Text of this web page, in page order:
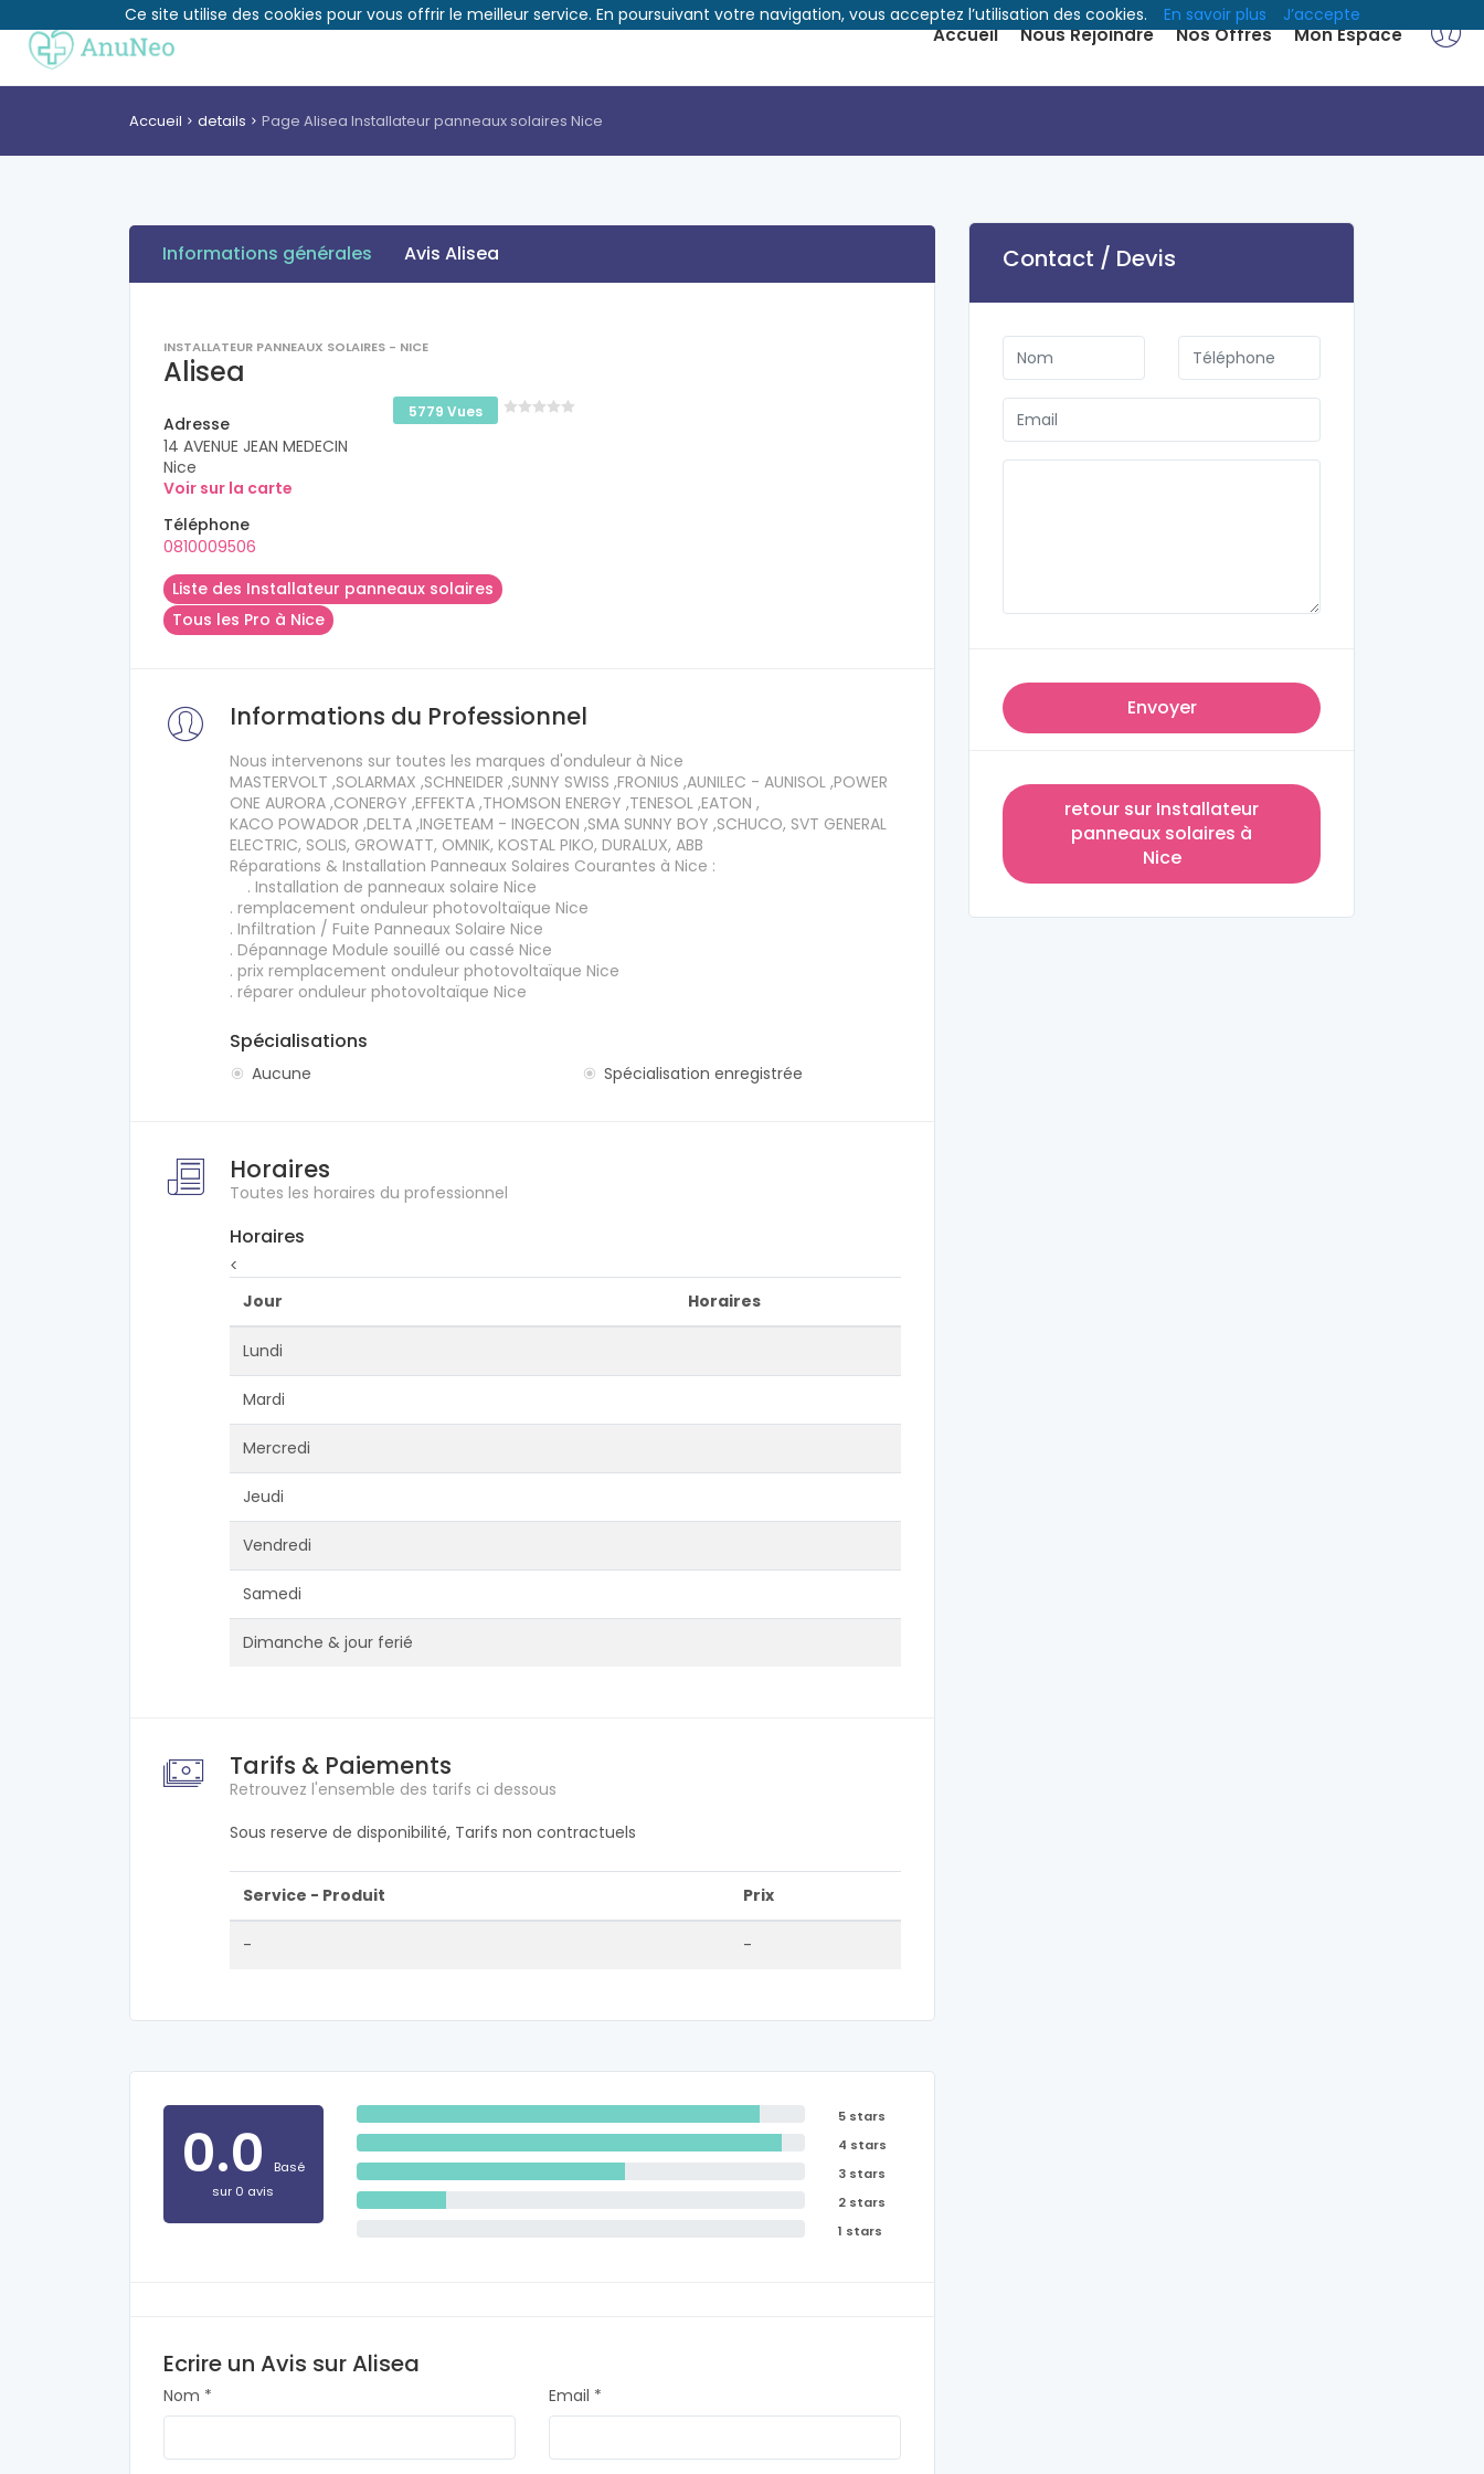
Accueil Nous Rejoindre Nos Offres Mon Espace
Accueil details Page Alisea Installateur panneaux solaires Nice
Informations générales Avis Alisea
INSTALLATEUR PANNEAUX SOLAIRES - NICE
Alisea
5779 Vues
Adresse
14 AVENUE JEAN MEDECIN
Nice
Voir sur la carte
Téléphone
0810009506
Liste des Installateur panneaux solaires
Tous les Pro à Nice
Informations du Professionnel
Nous intervenons sur toutes les marques d'onduleur à Nice
MASTERVOLT ,SOLARMAX ,SCHNEIDER ,SUNNY SWISS ,FRONIUS ,AUNILEC - AUNISOL ,POWER
ONE AURORA ,CONERGY ,EFFEKTA ,THOMSON ENERGY ,TENESOL ,EATON ,
KACO POWADOR ,DELTA ,INGETEAM - INGECON ,SMA SUNNY BOY ,SCHUCO, SVT GENERAL
ELECTRIC, SOLIS, GROWATT, OMNIK, KOSTAL PIKO, DURALUX, ABB
Réparations & Installation Panneaux Solaires Courantes à Nice :
. Installation de panneaux solaire Nice
. remplacement onduleur photovoltaïque Nice
. Infiltration / Fuite Panneaux Solaire Nice
. Dépannage Module souillé ou cassé Nice
. prix remplacement onduleur photovoltaïque Nice
. réparer onduleur photovoltaïque Nice
Spécialisations
Aucune Spécialisation enregistrée
Horaires
Toutes les horaires du professionnel
Horaires
<
Jour
Horaires
Lundi
Mardi
Mercredi
Jeudi
Vendredi
Samedi
Dimanche & jour ferié
Tarifs & Paiements
Retrouvez l'ensemble des tarifs ci dessous
Sous reserve de disponibilité, Tarifs non contractuels
Service - Produit Prix
- -
0.0
Basé
sur 0 avis
5 stars
4 stars
3 stars
2 stars
1 stars
Ecrire un Avis sur Alisea
Nom * Email *
Contact / Devis
Envoyer
retour sur Installateur
panneaux solaires à
Nice
Ce site utilise des cookies pour vous offrir le meilleur service. En poursuivant votre navigation, vous acceptez l’utilisation des cookies. En savoir plus J’accepte